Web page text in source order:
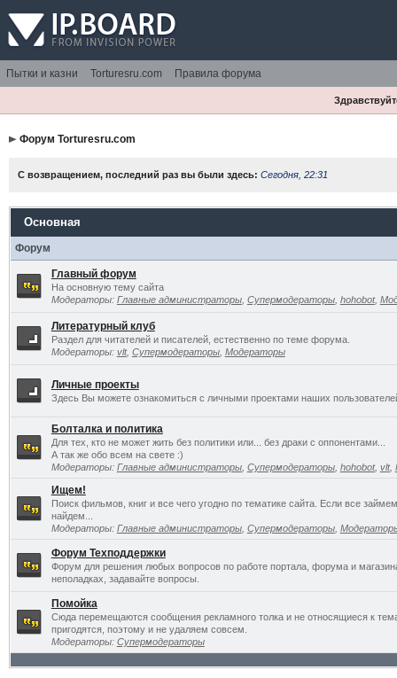
Пытки и казни Torturesru.com Правила форума
Форум Torturesru.com
С возвращением, последний раз вы были здесь: Сегодня, 22:31
Основная
Форум
Главный форум
На основную тему сайта
Модераторы: Главные администраторы, Супермодераторы, hohobot,
Литературный клуб
Раздел для читателей и писателей, естественно по теме форума.
Модераторы: vlt, Супермодераторы, Модераторы
Личные проекты
Здесь Вы можете ознакомиться с личными проектами наших
Болталка и политика
Для тех, кто не может жить без политики или... без драки с оппонентами...
А так же обо всем на свете :)
Модераторы: Главные администраторы, Супермодераторы, hohobot, vlt,
Ищем!
Поиск фильмов, книг и все чего угодно по тематике сайта. Если все
найдем...
Модераторы: Главные администраторы, Супермодераторы,
Форум Техподдержки
Форум для решения любых вопросов по работе портала, форума и
неполадках, задавайте вопросы.
Помойка
Сюда перемещаются сообщения рекламного толка и не относящиеся к
пригодятся, поэтому и не удаляем совсем.
Модераторы: Супермодераторы